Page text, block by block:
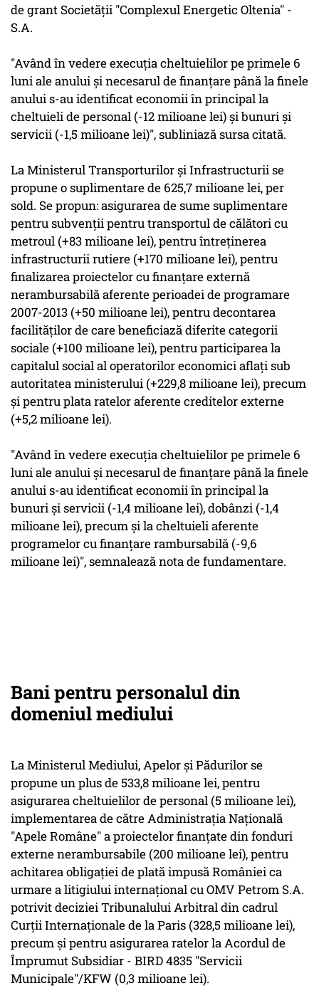
de grant Societăţii "Complexul Energetic Oltenia" -
S.A.
"Având în vedere execuţia cheltuielilor pe primele 6
luni ale anului şi necesarul de finanţare până la finele
anului s-au identificat economii în principal la
cheltuieli de personal (-12 milioane lei) şi bunuri şi
servicii (-1,5 milioane lei)", subliniază sursa citată.
La Ministerul Transporturilor şi Infrastructurii se
propune o suplimentare de 625,7 milioane lei, per
sold. Se propun: asigurarea de sume suplimentare
pentru subvenţii pentru transportul de călători cu
metroul (+83 milioane lei), pentru întreţinerea
infrastructurii rutiere (+170 milioane lei), pentru
finalizarea proiectelor cu finanţare externă
nerambursabilă aferente perioadei de programare
2007-2013 (+50 milioane lei), pentru decontarea
facilităţilor de care beneficiază diferite categorii
sociale (+100 milioane lei), pentru participarea la
capitalul social al operatorilor economici aflaţi sub
autoritatea ministerului (+229,8 milioane lei), precum
şi pentru plata ratelor aferente creditelor externe
(+5,2 milioane lei).
"Având în vedere execuţia cheltuielilor pe primele 6
luni ale anului şi necesarul de finanţare până la finele
anului s-au identificat economii în principal la
bunuri şi servicii (-1,4 milioane lei), dobânzi (-1,4
milioane lei), precum şi la cheltuieli aferente
programelor cu finanţare rambursabilă (-9,6
milioane lei)", semnalează nota de fundamentare.
Bani pentru personalul din
domeniul mediului
La Ministerul Mediului, Apelor şi Pădurilor se
propune un plus de 533,8 milioane lei, pentru
asigurarea cheltuielilor de personal (5 milioane lei),
implementarea de către Administraţia Naţională
"Apele Române" a proiectelor finanţate din fonduri
externe nerambursabile (200 milioane lei), pentru
achitarea obligaţiei de plată impusă României ca
urmare a litigiului internaţional cu OMV Petrom S.A.
potrivit deciziei Tribunalului Arbitral din cadrul
Curţii Internaţionale de la Paris (328,5 milioane lei),
precum şi pentru asigurarea ratelor la Acordul de
Împrumut Subsidiar - BIRD 4835 "Servicii
Municipale"/KFW (0,3 milioane lei).